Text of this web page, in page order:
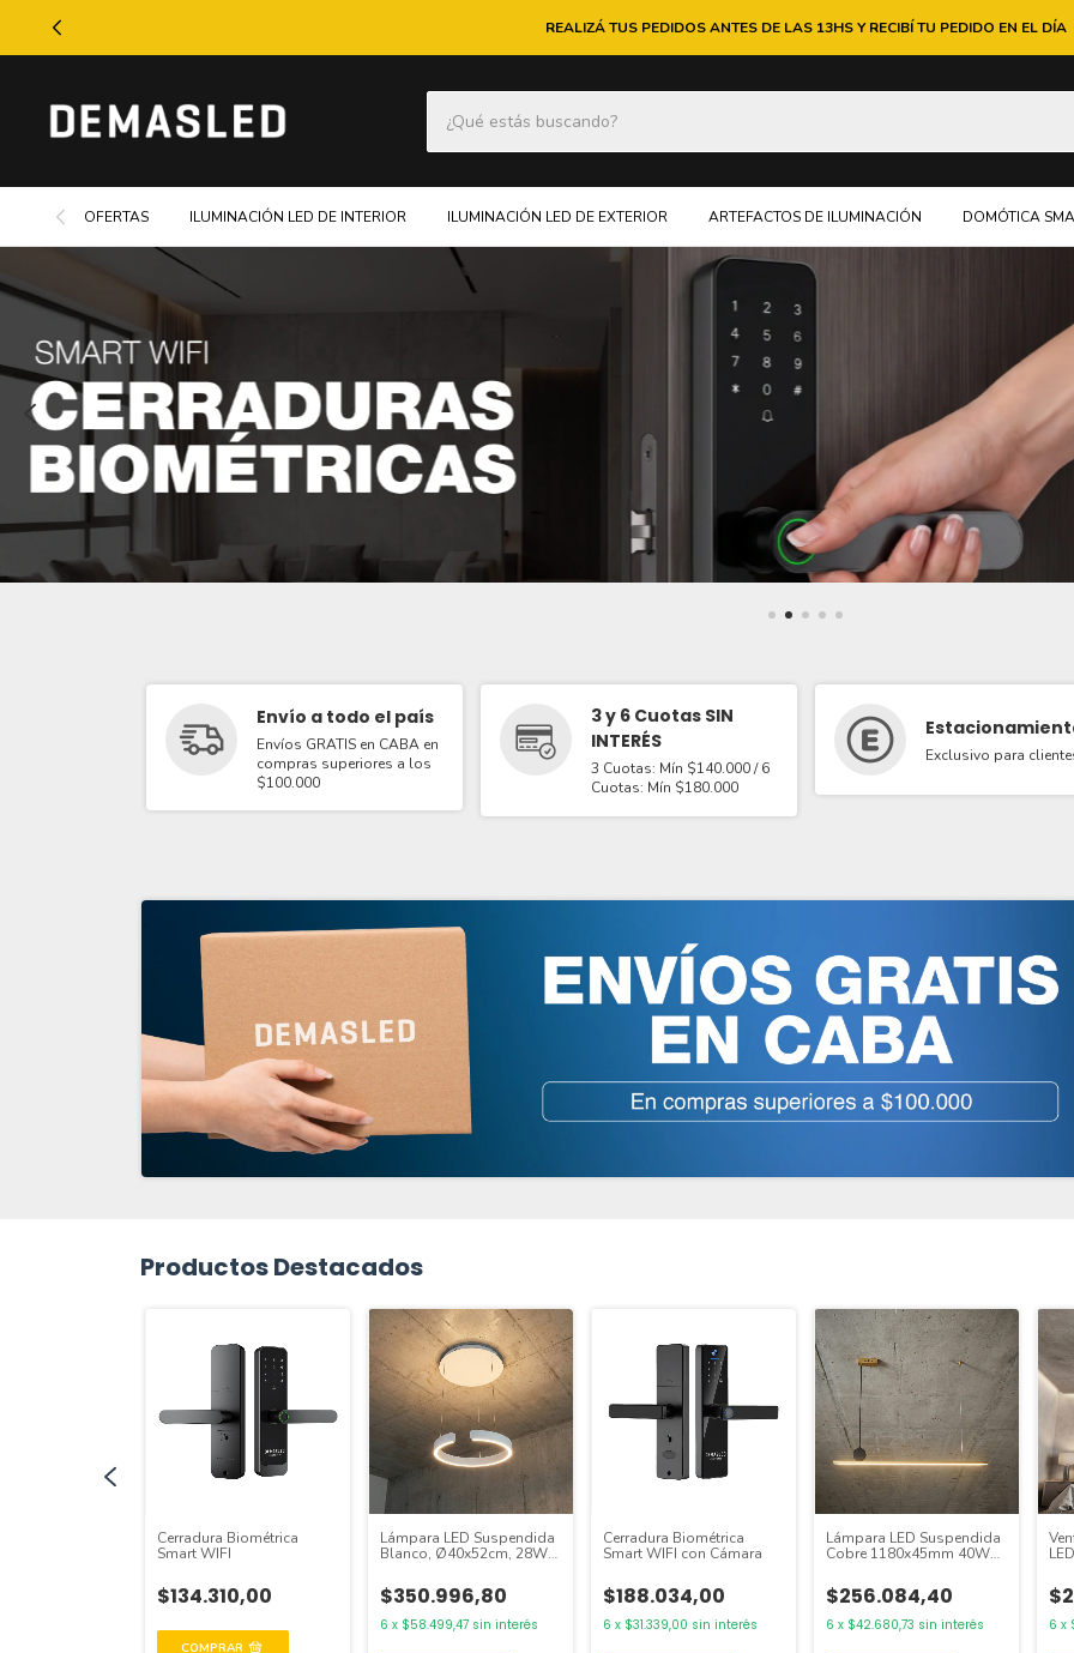
REALIZÁ TUS PEDIDOS ANTES DE LAS 13HS Y RECIBÍ TU PEDIDO EN EL DÍA
OFERTAS ILUMINACIÓN LED DE INTERIOR ILUMINACIÓN LED DE EXTERIOR ARTEFACTOS DE ILUMINACIÓN DOMÓTICA
Envío a todo el país
Envíos GRATIS en CABA en
compras superiores a los
$100.000
3 y 6 Cuotas SIN
INTERÉS
3 Cuotas: Mín $140.000 / 6
Cuotas: Mín $180.000
Exclusivo para
Productos Destacados
Cerradura Biométrica
Smart WIFI
$134.310,00
Lámpara LED Suspendida
Blanco, Ø40x52cm, 28W
$350.996,80
6 x $58.499,47 sin interés
Cerradura Biométrica
Smart WIFI con Cámara
$188.034,00
6 x $31.339,00 sin interés
Lámpara LED Suspendida
Cobre 1180x45mm 40W
2448lm
$256.084,40
6 x $42.680,73 sin interés 6 x